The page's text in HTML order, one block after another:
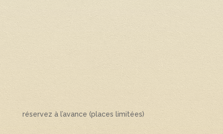
réservez à l’avance (places limitées)